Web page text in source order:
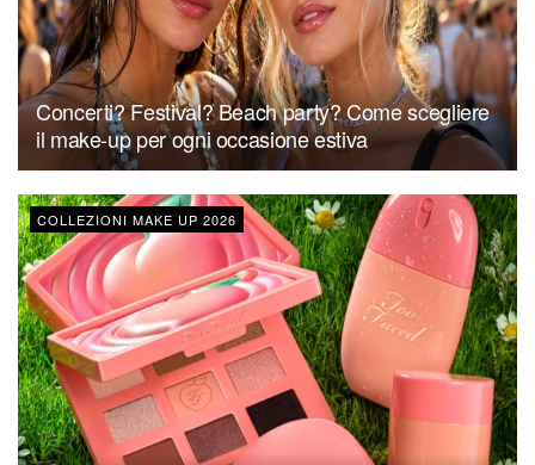
Concerti? Festival? Beach party? Come scegliere
il make-up per ogni occasione estiva
COLLEZIONI MAKE UP 2026